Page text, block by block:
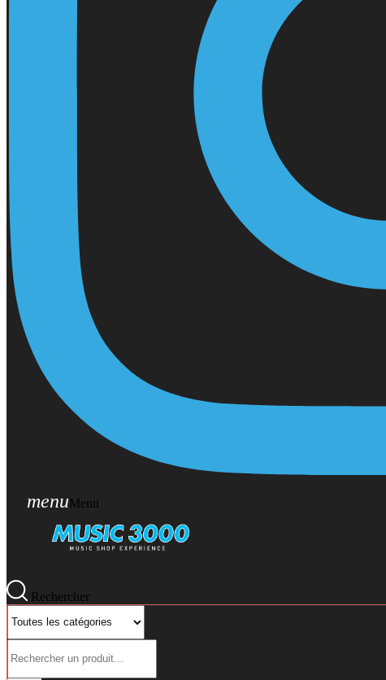
menuMenu
Rechercher